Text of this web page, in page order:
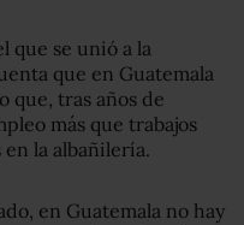
que se unió a la
que en Guatemala
que, tras años de
más que trabajos
la albañilería.
en Guatemala no hay